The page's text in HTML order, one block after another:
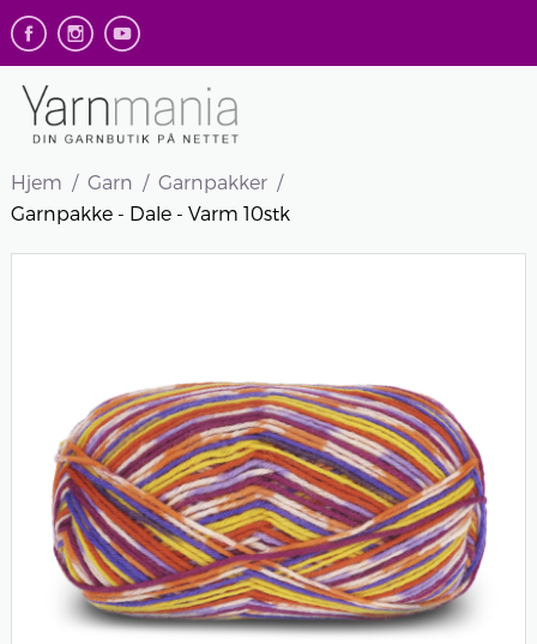
Hjem Garn
Garnpakker
Garnpakke - Dale - Varm 10stk